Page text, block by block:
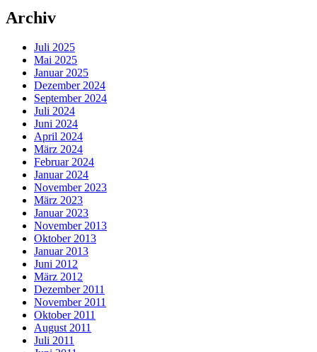
Archiv
Juli 2025
Mai 2025
Januar 2025
Dezember 2024
September 2024
Juli 2024
Juni 2024
April 2024
März 2024
Februar 2024
Januar 2024
November 2023
März 2023
Januar 2023
November 2013
Oktober 2013
Januar 2013
Juni 2012
März 2012
Dezember 2011
November 2011
Oktober 2011
August 2011
Juli 2011